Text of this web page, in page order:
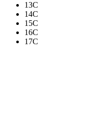
13C
14C
15C
16C
17C